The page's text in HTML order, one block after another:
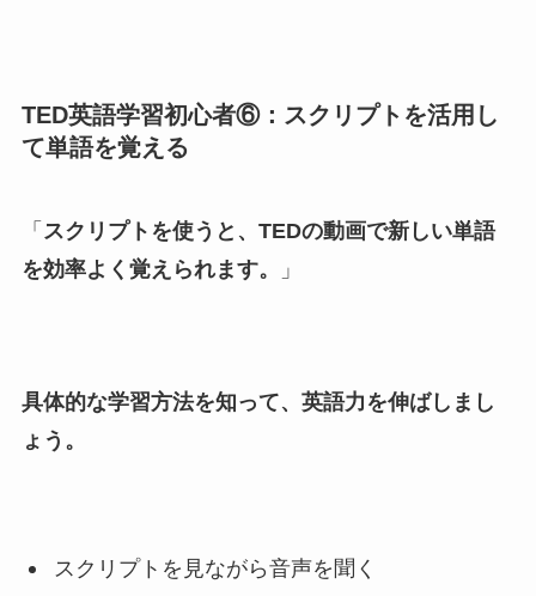
TED英語学習初心者⑥：スクリプトを活用し
て単語を覚える
「 スクリプトを使うと、TEDの動画で新しい単語
を効率よく覚えられます。
」
具体的な学習方法を知って、英語力を伸ばしまし
ょう。
スクリプトを見ながら音声を聞く